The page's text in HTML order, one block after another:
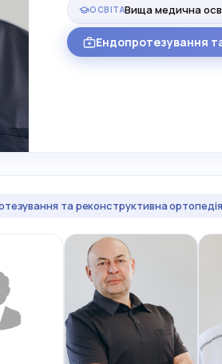
ОСВІТАВища медична
Ендопротезування
та реконструктивна ортопедія